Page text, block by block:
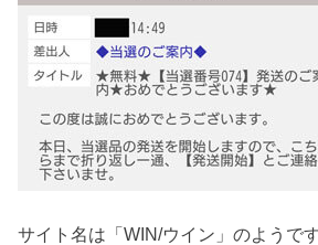
サイト名は「WIN/ウイン」のようです